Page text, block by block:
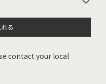
る
contact your local